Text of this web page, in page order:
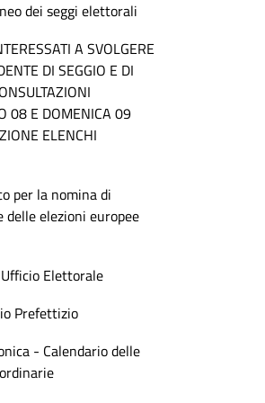
dei seggi elettorali
A SVOLGERE
DI SEGGIO E DI
08 E DOMENICA 09
ELENCHI
per la nomina di
elezioni europee
Elettorale
Prefettizio
- Calendario delle